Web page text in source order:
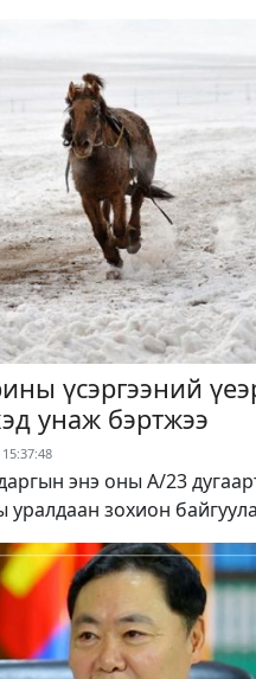
үсэргээний
унаж бэртжээ
энэ оны А/23
зохион